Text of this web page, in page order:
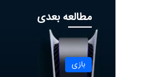
مطالعه بعدی
بازی